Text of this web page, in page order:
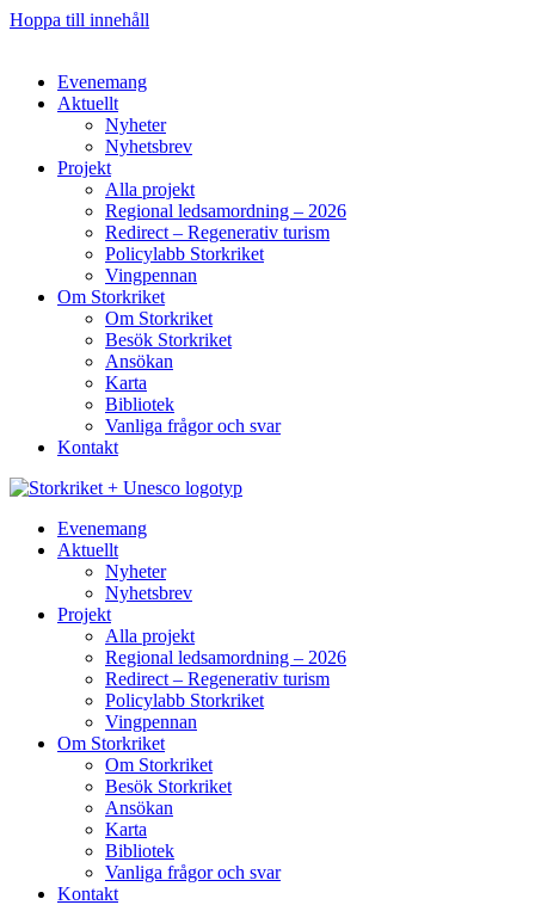
Hoppa till innehåll
Evenemang
Aktuellt
Nyheter
Nyhetsbrev
Projekt
Alla projekt
Regional ledsamordning – 2026
Redirect – Regenerativ turism
Policylabb Storkriket
Vingpennan
Om Storkriket
Om Storkriket
Besök Storkriket
Ansökan
Karta
Bibliotek
Vanliga frågor och svar
Kontakt
Evenemang
Aktuellt
Nyheter
Nyhetsbrev
Projekt
Alla projekt
Regional ledsamordning – 2026
Redirect – Regenerativ turism
Policylabb Storkriket
Vingpennan
Om Storkriket
Om Storkriket
Besök Storkriket
Ansökan
Karta
Bibliotek
Vanliga frågor och svar
Kontakt